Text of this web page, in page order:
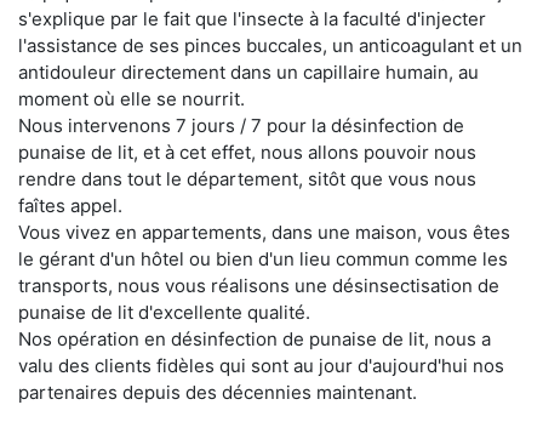
s'explique par le fait que l'insecte à la faculté d'injecter
l'assistance de ses pinces buccales, un anticoagulant et un
antidouleur directement dans un capillaire humain, au
moment où elle se nourrit.
Nous intervenons 7 jours / 7 pour la désinfection de
punaise de lit, et à cet effet, nous allons pouvoir nous
rendre dans tout le département, sitôt que vous nous
faîtes appel.
Vous vivez en appartements, dans une maison, vous êtes
le gérant d'un hôtel ou bien d'un lieu commun comme les
transports, nous vous réalisons une désinsectisation de
punaise de lit d'excellente qualité.
Nos opération en désinfection de punaise de lit, nous a
valu des clients fidèles qui sont au jour d'aujourd'hui nos
partenaires depuis des décennies maintenant.